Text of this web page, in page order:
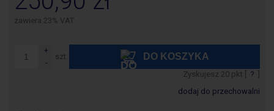
zawiera 23% VAT
szt. DO KOSZYKA
Zyskujesz 20 pkt [ ?
dodaj do przechowalni